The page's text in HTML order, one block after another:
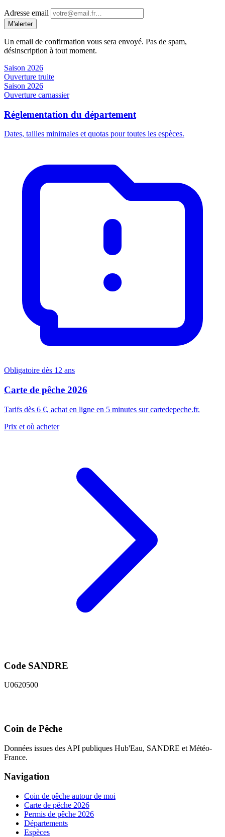
Adresse email
M'alerter
Un email de confirmation vous sera envoyé. Pas de spam,
désinscription à tout moment.
Saison 2026
Ouverture truite
Saison 2026
Ouverture carnassier
Réglementation du département
Dates, tailles minimales et quotas pour toutes les espèces.
Obligatoire dès 12 ans
Carte de pêche 2026
Tarifs dès 6 €, achat en ligne en 5 minutes sur cartedepeche.fr.
Prix et où acheter
Code SANDRE
U0620500
Coin de Pêche
Données issues des API publiques Hub'Eau, SANDRE et Météo-
France.
Navigation
Coin de pêche autour de moi
Carte de pêche 2026
Permis de pêche 2026
Départements
Espèces